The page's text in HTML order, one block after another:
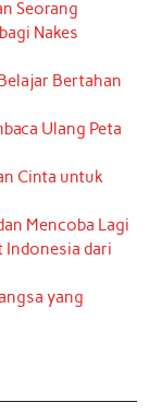
Seorang
Nakes
Bertahan
Ulang Peta
Cinta untuk
Mencoba Lagi
Indonesia dari
yang